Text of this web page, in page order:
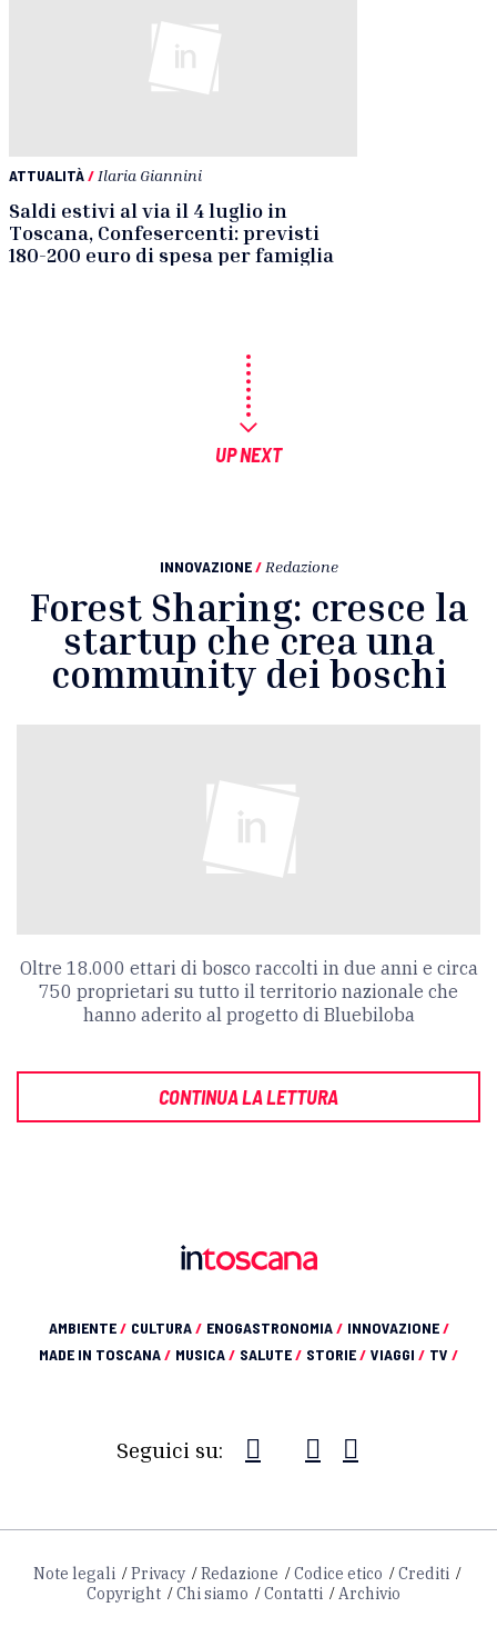
ATTUALITÀ/ Ilaria Giannini
Saldi estivi al via il 4 luglio in
Toscana, Confesercenti: previsti
180-200 euro di spesa per famiglia
UP NEXT
INNOVAZIONE / Redazione
Forest Sharing: cresce la
startup che crea una
community dei boschi
Oltre 18.000 ettari di bosco raccolti in due anni e circa
750 proprietari su tutto il territorio nazionale che
hanno aderito al progetto di Bluebiloba
CONTINUA LA LETTURA
AMBIENTE/ CULTURA/ ENOGASTRONOMIA/ INNOVAZIONE/
MADE IN TOSCANA/ MUSICA/ SALUTE/ STORIE/ VIAGGI / TV /
Seguici su:
Note legali Privacy Redazione Codice etico
Crediti
Copyright
Chi siamo Contatti Archivio